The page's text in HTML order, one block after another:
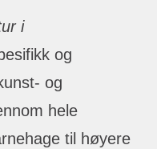
i
og
og
hele
til høyere